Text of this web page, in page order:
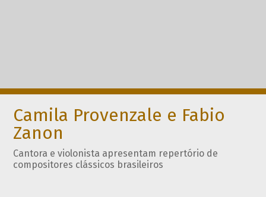
Camila Provenzale e Fabio
Zanon
Cantora e violonista apresentam repertório de
compositores clássicos brasileiros